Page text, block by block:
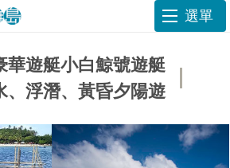
選單
華遊艇小白鯨號遊艇
、浮潛、黃昏夕陽遊